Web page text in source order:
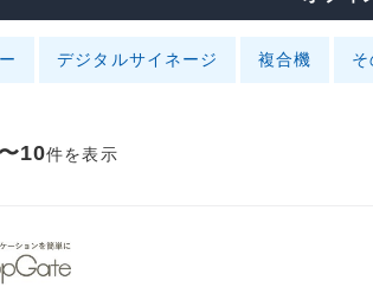
PC
情報システム
ョンツール
物理セキュリティ
PC
情報システム
デジタルサイネージ 複合機
10件を表示